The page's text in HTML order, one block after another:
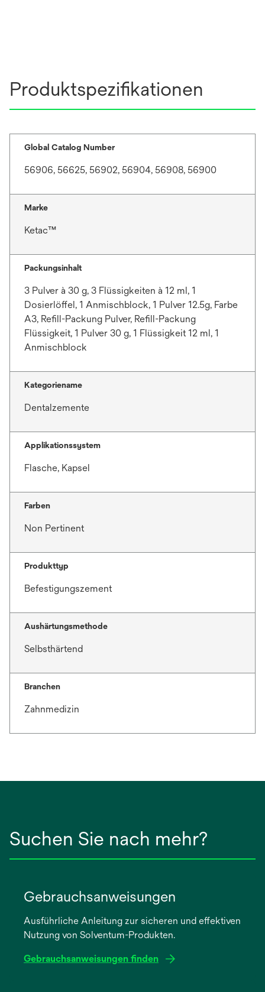
Produktspezifikationen
Global Catalog Number
56906, 56625, 56902, 56904, 56908, 56900
Marke
Ketac™
Packungsinhalt
3 Pulver à 30 g, 3 Flüssigkeiten à 12 ml, 1
Dosierlöffel, 1 Anmischblock, 1 Pulver 12.5g, Farbe
A3, Refill-Packung Pulver, Refill-Packung
Flüssigkeit, 1 Pulver 30 g, 1 Flüssigkeit 12 ml, 1
Anmischblock
Kategoriename
Dentalzemente
Applikationssystem
Flasche, Kapsel
Farben
Non Pertinent
Produkttyp
Befestigungszement
Aushärtungsmethode
Selbsthärtend
Branchen
Zahnmedizin
Suchen Sie nach mehr?
Gebrauchsanweisungen
Ausführliche Anleitung zur sicheren und effektiven
Nutzung von Solventum-Produkten.
Gebrauchsanweisungen finden